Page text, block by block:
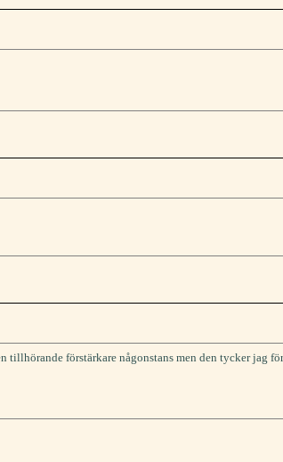
förstärkare någonstans men den tycker jag